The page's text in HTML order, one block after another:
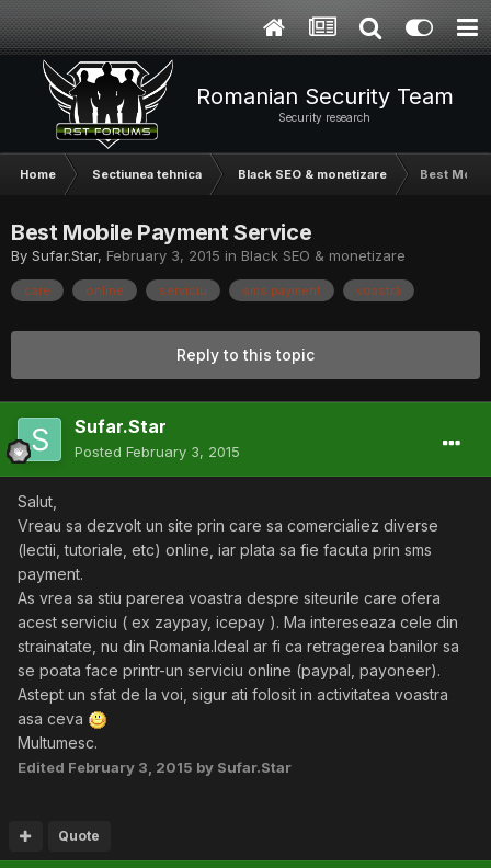
Romanian Security Team
Security research
Home Sectiunea tehnica Black SEO & monetizare Best
Best Mobile Payment Service
By Sufar.Star, February 3, 2015 in Black SEO & monetizare
care online serviciu sms payment voastră
Reply to this topic
Sufar.Star
Posted February 3, 2015
Salut,
Vreau sa dezvolt un site prin care sa comercialiez diverse
(lectii, tutoriale, etc) online, iar plata sa fie facuta prin sms
payment.
As vrea sa stiu parerea voastra despre siteurile care ofera
acest serviciu ( ex zaypay, icepay ). Ma intereseaza cele din
strainatate, nu din Romania.Ideal ar fi ca retragerea banilor sa
se poata face printr-un serviciu online (paypal, payoneer).
Astept un sfat de la voi, sigur ati folosit in activitatea voastra
asa ceva
Multumesc.
Edited February 3, 2015 by Sufar.Star
Quote